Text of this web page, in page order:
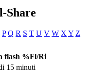
Share
P Q R S T U V W X Y Z
flash %Fl/Ri
15 minuti